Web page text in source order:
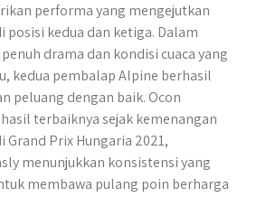
performa yang mengejutkan
posisi kedua dan ketiga. Dalam
drama dan kondisi cuaca yang
kedua pembalap Alpine berhasil
peluang dengan baik. Ocon
terbaiknya sejak kemenangan
Grand Prix Hungaria 2021,
menunjukkan konsistensi yang
membawa pulang poin berharga